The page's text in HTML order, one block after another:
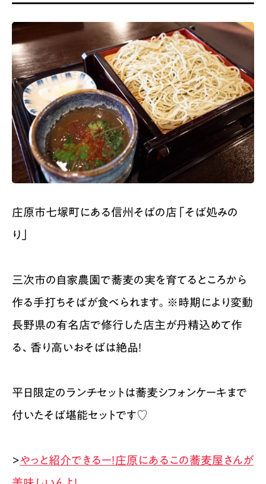
庄原市七塚町にある信州そばの店「そば処みの
り」
三次市の自家農園で蕎麦の実を育てるところから
作る手打ちそばが食べられます。※時期により変動
長野県の有名店で修行した店主が丹精込めて作
る、香り高いおそばは絶品！
平日限定のランチセットは蕎麦シフォンケーキまで
付いたそば堪能セットです♡
>やっと紹介できるー！庄原にあるこの蕎麦屋さんが